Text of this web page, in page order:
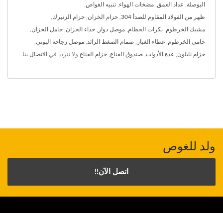
البوصلة عداد العمق مضخات الهواء تنبيه الغواص
ظهر من الفولاذ المقاوم للصدأ 304 حزام الخزان حزام الزنبرك
مشبك الخرطوم بكرات الحطام موصل دوار حذاء الخزان حامل الخزان
حامي الخرطوم غطاء الغبار صمام الضغط الزائد موصل زجاجة البوني
حزام نايلون عدة الأدوات صندوق القناع حزام القناع ولا تتردد في الاتصال بنا
ولد للغوص
اتصل الآن!!